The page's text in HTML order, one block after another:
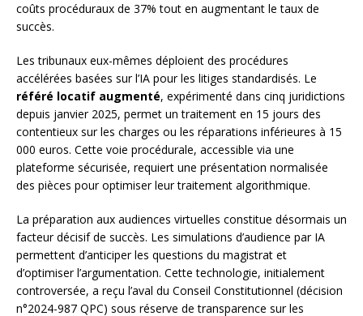
coûts procéduraux de 37% tout en augmentant le taux de
succès.
Les tribunaux eux-mêmes déploient des procédures
accélérées basées sur l’IA pour les litiges standardisés. Le
référé locatif augmenté, expérimenté dans cinq juridictions
depuis janvier 2025, permet un traitement en 15 jours des
contentieux sur les charges ou les réparations inférieures à 15
000 euros. Cette voie procédurale, accessible via une
plateforme sécurisée, requiert une présentation normalisée
des pièces pour optimiser leur traitement algorithmique.
La préparation aux audiences virtuelles constitue désormais un
facteur décisif de succès. Les simulations d’audience par IA
permettent d’anticiper les questions du magistrat et
d’optimiser l’argumentation. Cette technologie, initialement
controversée, a reçu l’aval du Conseil Constitutionnel (décision
n°2024-987 QPC) sous réserve de transparence sur les